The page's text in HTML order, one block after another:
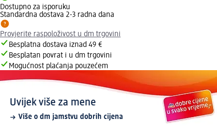
Dostupno za isporuku
Standardna dostava 2-3 radna dana
Provjerite raspoloživost u dm trgovini
Besplatna dostava iznad 49 €
Besplatan povrat i u dm trgovini
Mogućnost plaćanja pouzećem
Uvijek više za mene
Više o dm jamstvu dobrih cijena